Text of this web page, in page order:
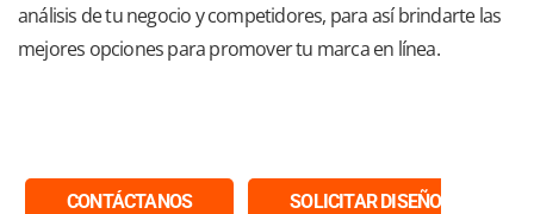
análisis de tu negocio y competidores, para así brindarte las
mejores opciones para promover tu marca en línea.
CONTÁCTANOS
SOLICITAR DISEÑO